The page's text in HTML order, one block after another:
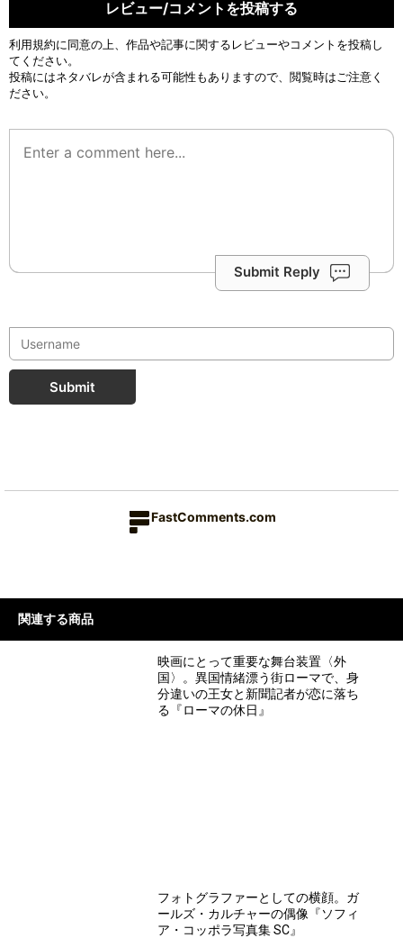
レビュー/コメントを投稿する
利用規約に同意の上、作品や記事に関するレビューやコメントを投稿し
てください。
投稿にはネタバレが含まれる可能性もありますので、閲覧時はご注意く
ださい。
Submit Reply
Submit
FastComments.com
関連する商品
映画にとって重要な舞台装置〈外
国〉。異国情緒漂う街ローマで、身
分違いの王女と新聞記者が恋に落ち
る『ローマの休日』
フォトグラファーとしての横顔。ガ
ールズ・カルチャーの偶像『ソフィ
ア・コッポラ写真集 SC』